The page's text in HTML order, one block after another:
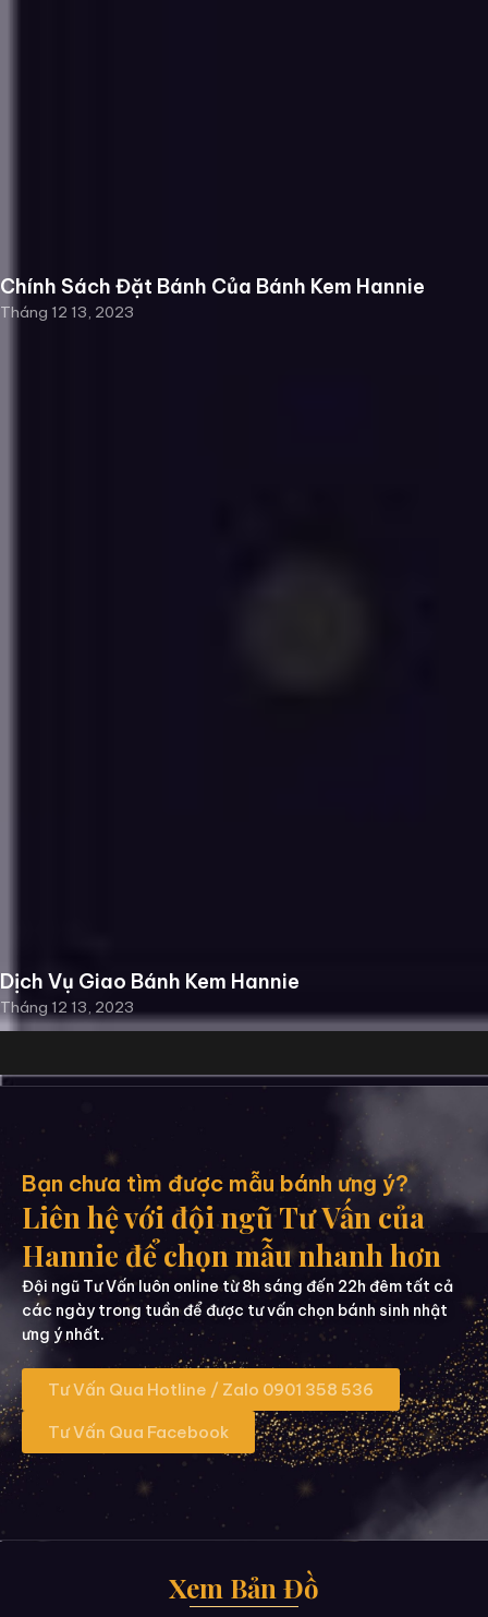
Chính Sách Đặt Bánh Của Bánh Kem Hannie
Tháng 12 13, 2023
Dịch Vụ Giao Bánh Kem Hannie
Tháng 12 13, 2023
Bạn chưa tìm được mẫu bánh ưng ý?
Liên hệ với đội ngũ Tư Vấn của
Hannie để chọn mẫu nhanh hơn
Đội ngũ Tư Vấn luôn online từ 8h sáng đến 22h đêm tất cả
các ngày trong tuần để được tư vấn chọn bánh sinh nhật
ưng ý nhất.
Tư Vấn Qua Hotline / Zalo 0901 358 536
Tư Vấn Qua Facebook
Xem Bản Đồ